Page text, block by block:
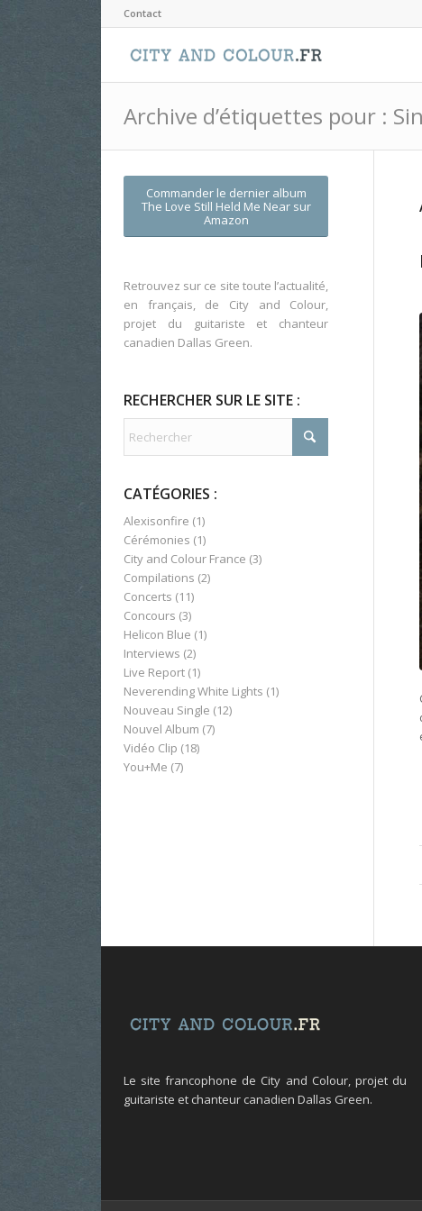
Contact
Archive d’étiquettes pour :
Commander le dernier album
The Love Still Held Me Nearsur
Amazon
Retrouvez sur ce site toute l’actualité,
en français, de City and Colour,
projet du guitariste et chanteur
canadien Dallas Green.
RECHERCHER SUR LE SITE :
CATÉGORIES :
Alexisonfire (1)
Cérémonies (1)
City and Colour France (3)
Compilations (2)
Concerts (11)
Concours (3)
Helicon Blue (1)
Interviews (2)
Live Report (1)
Neverending White Lights (1)
Nouveau Single (12)
Nouvel Album (7)
Vidéo Clip (18)
You+Me (7)
Le site francophone de City and Colour, projet du
guitariste et chanteur canadien Dallas Green.